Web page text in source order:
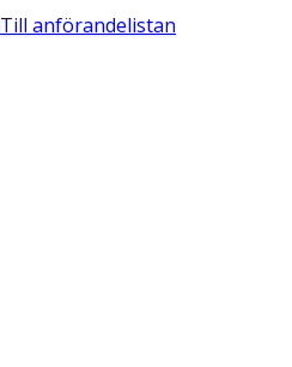
Till anförandelistan